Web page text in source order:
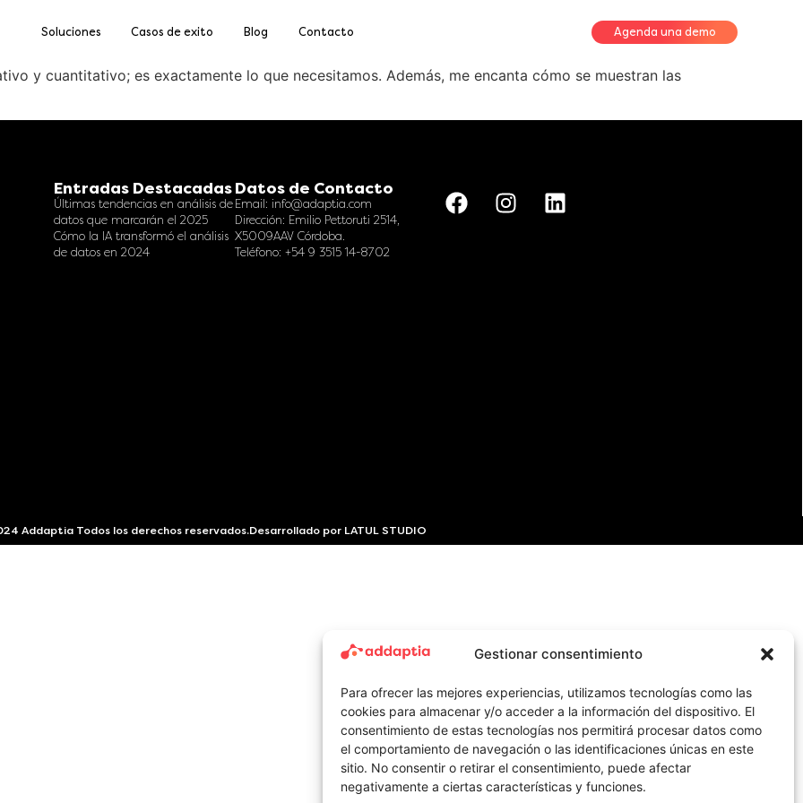
Gestionar consentimiento
Para ofrecer las mejores experiencias, utilizamos tecnologías como las
cookies para almacenar y/o acceder a la información del dispositivo. El
consentimiento de estas tecnologías nos permitirá procesar datos como
el comportamiento de navegación o las identificaciones únicas en este
sitio. No consentir o retirar el consentimiento, puede afectar
negativamente a ciertas características y funciones.
Soluciones Casos de exito Blog Contacto Agenda una demo
y cuantitativo; es exactamente lo que necesitamos. Además, me encanta cómo se muestran las
Entradas Destacadas
Últimas tendencias en análisis de
datos que marcarán el 2025
Cómo la IA transformó el análisis
de datos en 2024
Datos de Contacto
Email: info@adaptia.com
Dirección: Emilio Pettoruti 2514,
X5009AAV Córdoba.
Teléfono: +54 9 3515 14-8702
Addaptia Todos los derechos reservados.Desarrollado por LATUL STUDIO